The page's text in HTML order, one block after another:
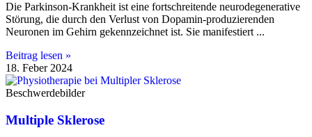
Die Parkinson-Krankheit ist eine fortschreitende neurodegenerative
Störung, die durch den Verlust von Dopamin-produzierenden
Neuronen im Gehirn gekennzeichnet ist. Sie manifestiert
Beitrag lesen »
18. Feber 2024
Beschwerdebilder
Multiple Sklerose